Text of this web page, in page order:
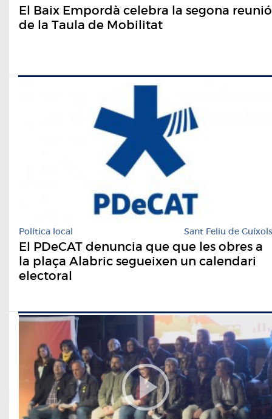
El Baix Empordà celebra la segona reunió
de la Taula de Mobilitat
Política local Sant Feliu de Guíxols
El PDeCAT denuncia que que les obres a
la plaça Alabric segueixen un calendari
electoral